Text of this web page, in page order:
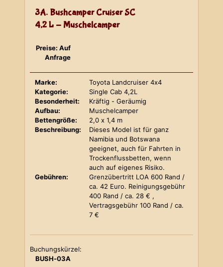
3A. Bushcamper Cruiser SC
4,2 L - Muschelcamper
Preise: Auf
Anfrage
Marke:
Toyota Landcruiser 4x4
Kategorie:
Single Cab 4,2L
Besonderheit:
Kräftig - Geräumig
Aufbau:
Muschelcamper
Bettengröße:
2,0 x 1,4 m
Beschreibung:
Dieses Model ist für ganz
Namibia und Botswana
geeignet, auch für Fahrten in
Trockenflussbetten, wenn
auch auf eigenes Risiko.
Gebühren:
Grenzübertritt LOA 600 Rand /
ca. 42 Euro. Reinigungsgebühr
400 Rand / ca. 28 € ,
Vertragsgebühr 100 Rand / ca.
7 €
Buchungskürzel:
BUSH-03A